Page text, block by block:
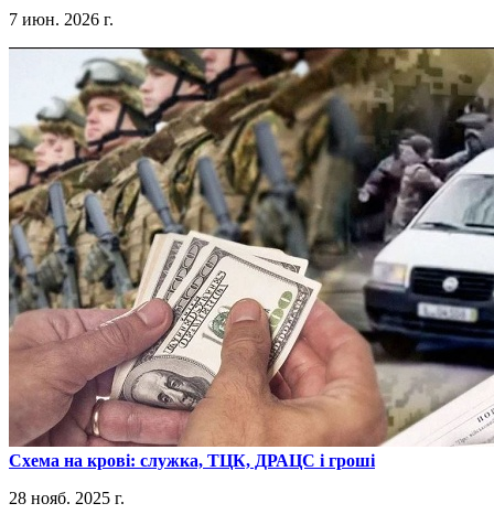
7 июн. 2026 г.
​Схема на крові: служка, ТЦК, ДРАЦС і гроші
28 нояб. 2025 г.